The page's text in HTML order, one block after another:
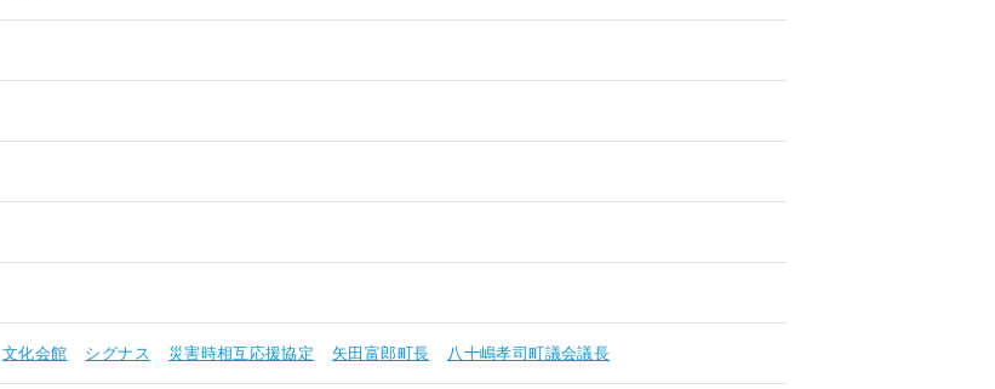
文化会館 シグナス 災害時相互応援協定 矢田富郎町長 八十嶋孝司町議会議長